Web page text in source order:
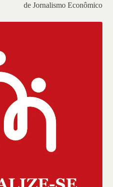
de Jornalismo Econômico